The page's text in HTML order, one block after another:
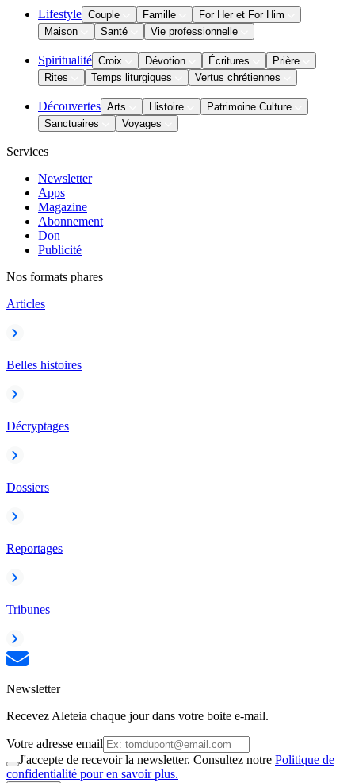
Lifestyle Couple Famille
For Her et For Him
Maison
Santé Vie professionnelle
Spiritualité Croix Dévotion Écritures
Prière
Rites
Temps liturgiques Vertus chrétiennes
Découvertes Arts Histoire
Patrimoine Culture
Sanctuaires
Voyages
Services
Newsletter
Apps
Magazine
Abonnement
Don
Publicité
Nos formats phares
Articles
Belles histoires
Décryptages
Dossiers
Reportages
Tribunes
Newsletter
Recevez Aleteia chaque jour dans votre boite e-mail.
Votre adresse email
J'accepte de recevoir la newsletter. Consultez notre Politique de
confidentialité pour en savoir plus.